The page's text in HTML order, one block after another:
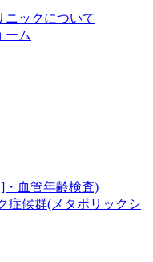
ニックについて
ーム
・血管年齢検査)
症候群(メタボリックシ